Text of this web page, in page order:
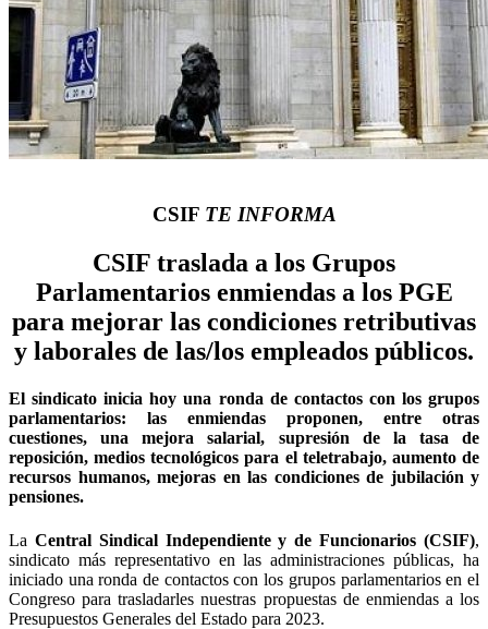
CSIF TE INFORMA
CSIF traslada a los Grupos
Parlamentarios enmiendas a los PGE
para mejorar las condiciones retributivas
y laborales de las/los empleados públicos.
El sindicato inicia hoy una ronda de contactos con los grupos
parlamentarios: las enmiendas proponen, entre otras
cuestiones, una mejora salarial, supresión de la tasa de
reposición, medios tecnológicos para el teletrabajo, aumento de
recursos humanos, mejoras en las condiciones de jubilación y
pensiones.
La Central Sindical Independiente y de Funcionarios (CSIF),
sindicato más representativo en las administraciones públicas, ha
iniciado una ronda de contactos con los grupos parlamentarios en el
Congreso para trasladarles nuestras propuestas de enmiendas a los
Presupuestos Generales del Estado para 2023.